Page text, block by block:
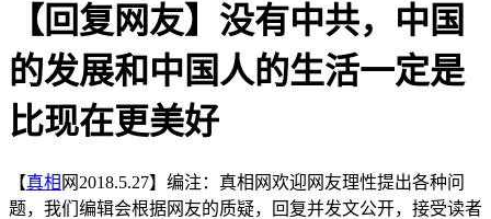
【回复网友】没有中共，中国
的发展和中国人的生活一定是
比现在更美好
【真相 网2018.5.27】编注：真相网欢迎网友理性提出各种问
题，我们编辑会根据网友的质疑，回复并发文公开，接受读者